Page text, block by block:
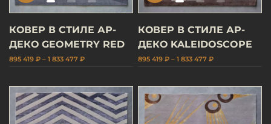
КОВЕР В СТИЛЕ АР-
ДЕКО GEOMETRY RED
895 419 ₽ – 1 833 477 ₽
КОВЕР В СТИЛЕ АР-
ДЕКО KALEIDOSCOPE
895 419 ₽ – 1 833 477 ₽